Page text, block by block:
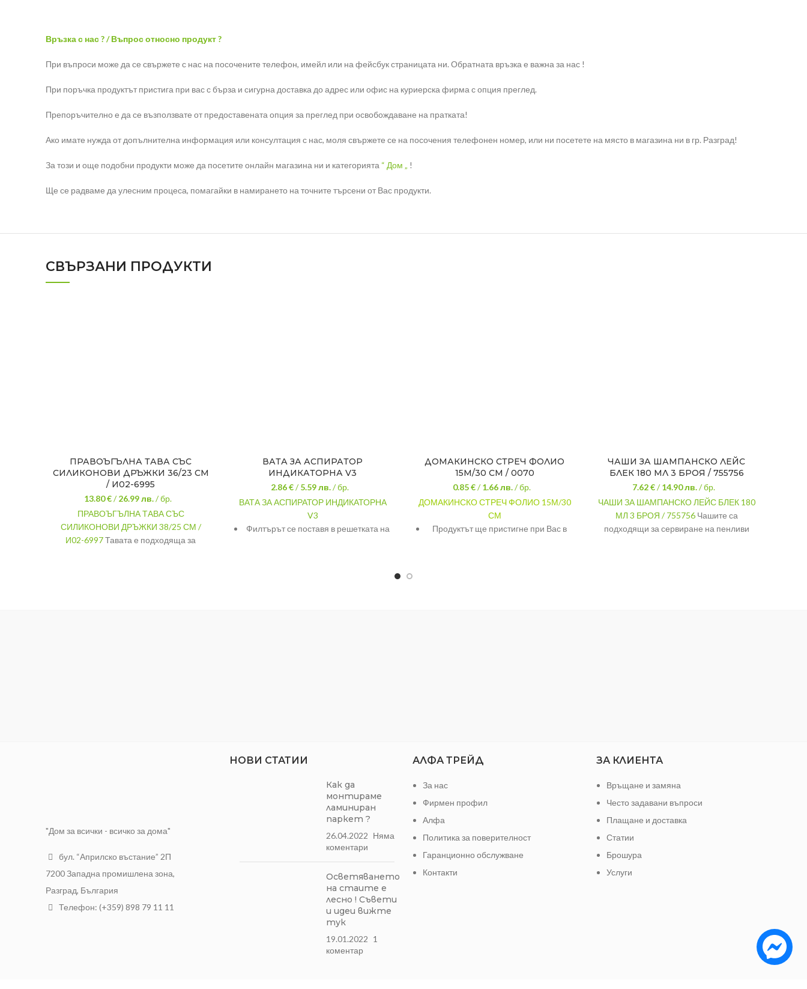
Връзка с нас ? / Въпрос относно продукт ?
При въпроси може да се свържете с нас на посочените телефон, имейл или на фейсбук страницата ни. Обратната връзка е важна за нас !
При поръчка продуктът пристига при вас с бърза и сигурна доставка до адрес или офис на куриерска фирма с опция преглед.
Препоръчително е да се възползвате от предоставената опция за преглед при освобождаване на пратката!
Ако имате нужда от допълнителна информация или консултация с нас, моля свържете се на посочения телефонен номер, или ни посетете на място в магазина ни в гр. Разград!
За този и още подобни продукти може да посетите онлайн магазина ни и категорията “ Дом „ !
Ще се радваме да улесним процеса, помагайки в намирането на точните търсени от Вас продукти.
СВЪРЗАНИ ПРОДУКТИ
ПРАВОЪГЪЛНА ТАВА СЪС
СИЛИКОНОВИ ДРЪЖКИ 36/23 СМ
/ И02-6995
13.80 €/26.99лв. / бр.
ПРАВОЪГЪЛНА ТАВА СЪС
СИЛИКОНОВИ ДРЪЖКИ 38/25 СМ /
И02-6997Тавата е подходяща за
ВАТА ЗА АСПИРАТОР
ИНДИКАТОРНА V3
2.86 €/5.59лв. / бр.
ВАТА ЗА АСПИРАТОР ИНДИКАТОРНА
V3
Филтърът се поставя в решетката на
ДОМАКИНСКО СТРЕЧ ФОЛИО
15М/30 СМ / 0070
0.85 €/1.66лв. / бр.
ДОМАКИНСКО СТРЕЧ ФОЛИО 15М/30
СМ
Продуктът ще пристигне при Вас в
ЧАШИ ЗА ШАМПАНСКО ЛЕЙС
БЛЕК 180 МЛ 3 БРОЯ / 755756
7.62 €/14.90лв. / бр.
ЧАШИ ЗА ШАМПАНСКО ЛЕЙС БЛЕК 180
МЛ 3 БРОЯ / 755756Чашите са
подходящи за сервиране на пенливи
"Дом за всички - всичко за дома"
бул. “Априлско въстание” 2П
7200 Западна промишлена зона,
Разград, България
Телефон: (+359) 898 79 11 11
НОВИ СТАТИИ
Как да
монтираме
ламиниран
паркет ?
26.04.2022 Няма
коментари
Осветяването
на стаите е
лесно ! Съвети
и идеи вижте
тук
19.01.2022 1
коментар
АЛФА ТРЕЙД
За нас
Фирмен профил
Алфа
Политика за поверителност
Гаранционно обслужване
Контакти
ЗА КЛИЕНТА
Връщане и замяна
Често задавани въпроси
Плащане и доставка
Статии
Брошура
Услуги